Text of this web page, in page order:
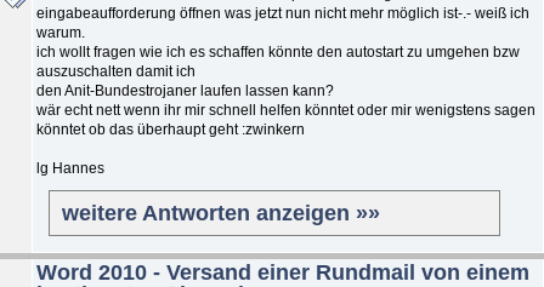
eingabeaufforderung öffnen was jetzt nun nicht mehr möglich ist-.- weiß ich
warum.
ich wollt fragen wie ich es schaffen könnte den autostart zu umgehen bzw
auszuschalten damit ich
den Anit-Bundestrojaner laufen lassen kann?
wär echt nett wenn ihr mir schnell helfen könntet oder mir wenigstens sagen
könntet ob das überhaupt geht :zwinkern
lg Hannes
weitere Antworten anzeigen »»
Word 2010 - Versand einer Rundmail von einem